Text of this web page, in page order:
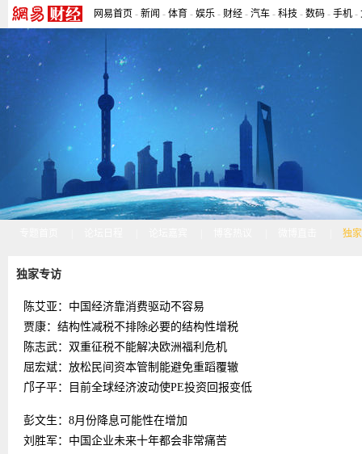
网易首页 - 新闻 - 体育 - 娱乐 - 财经 - 汽车 - 科技 - 数码 - 手机 -
独
独家专访
陈艾亚：中国经济靠消费驱动不容易
贾康：结构性减税不排除必要的结构性增税
陈志武：双重征税不能解决欧洲福利危机
屈宏斌：放松民间资本管制能避免重蹈覆辙
邝子平：目前全球经济波动使PE投资回报变低
彭文生：8月份降息可能性在增加
刘胜军：中国企业未来十年都会非常痛苦